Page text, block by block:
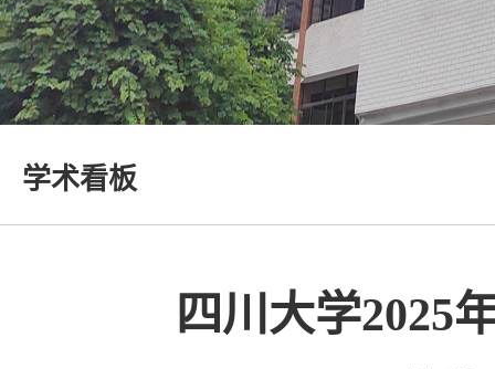
学术看板
四川大学2025